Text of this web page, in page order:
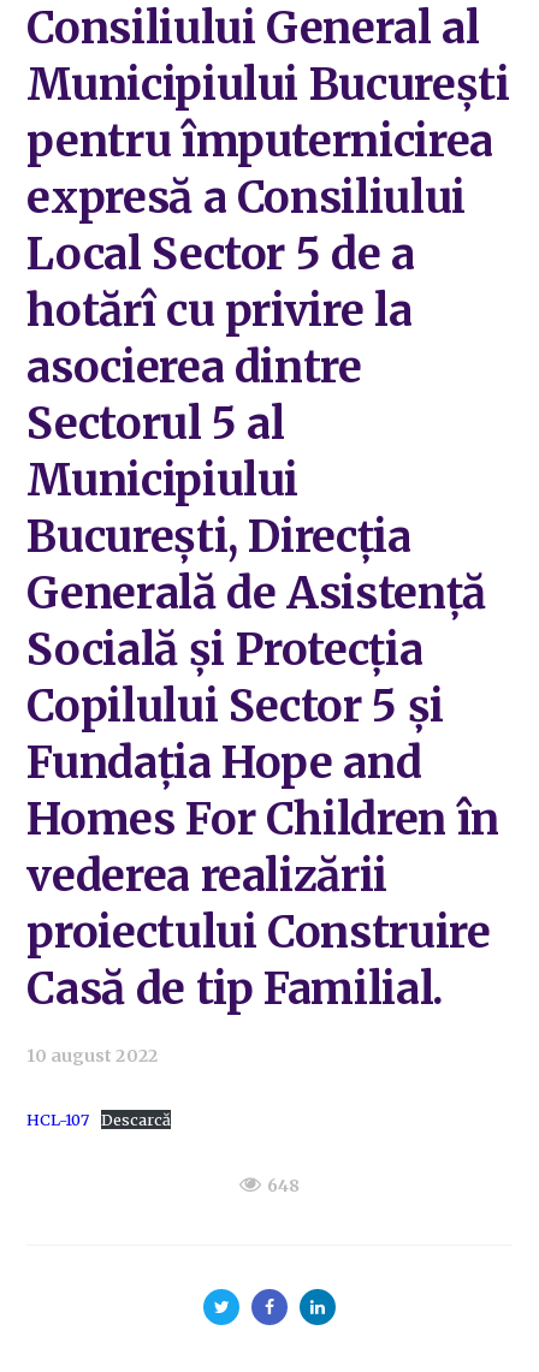
Consiliului General al
Municipiului București
pentru împuternicirea
expresă a Consiliului
Local Sector 5 de a
hotărî cu privire la
asocierea dintre
Sectorul 5 al
Municipiului
București, Direcția
Generală de Asistență
Socială și Protecția
Copilului Sector 5 și
Fundația Hope and
Homes For Children în
vederea realizării
proiectului Construire
Casă de tip Familial.
10 august 2022
HCL-107 Descarcă
648